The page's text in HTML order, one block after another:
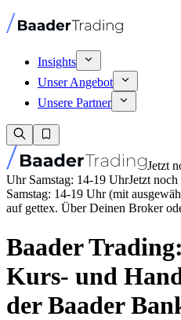
Insights
Unser Angebot
Unsere Partner
Jetzt
Uhr Samstag: 14-19 UhrJetzt
Samstag: 14-19 Uhr (mit
auf gettex. Über Deinen Broker
Baader
Kurs- und
der Baader